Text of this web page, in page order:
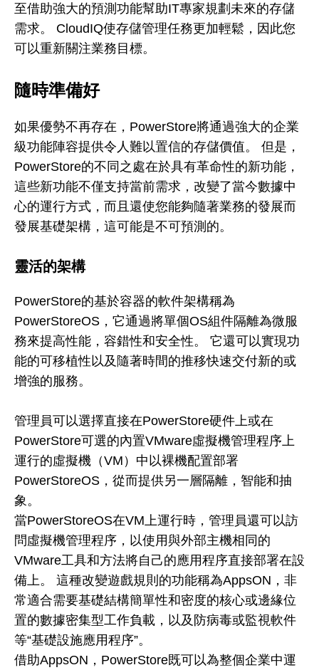
至借助強大的預測功能幫助IT專家規劃未來的存儲
需求。 CloudIQ使存儲管理任務更加輕鬆，因此您
可以重新關注業務目標。
隨時準備好
如果優勢不再存在，PowerStore將通過強大的企業
級功能陣容提供令人難以置信的存儲價值。 但是，
PowerStore的不同之處在於具有革命性的新功能，
這些新功能不僅支持當前需求，改變了當今數據中
心的運行方式，而且還使您能夠隨著業務的發展而
發展基礎架構，這可能是不可預測的。
靈活的架構
PowerStore的基於容器的軟件架構稱為
PowerStoreOS，它通過將單個OS組件隔離為微服
務來提高性能，容錯性和安全性。 它還可以實現功
能的可移植性以及隨著時間的推移快速交付新的或
增強的服務。
管理員可以選擇直接在PowerStore硬件上或在
PowerStore可選的內置VMware虛擬機管理程序上
運行的虛擬機（VM）中以裸機配置部署
PowerStoreOS，從而提供另一層隔離，智能和抽
象。
當PowerStoreOS在VM上運行時，管理員還可以訪
問虛擬機管理程序，以使用與外部主機相同的
VMware工具和方法將自己的應用程序直接部署在設
備上。 這種改變遊戲規則的功能稱為AppsON，非
常適合需要基礎結構簡單性和密度的核心或邊緣位
置的數據密集型工作負載，以及防病毒或監視軟件
等“基礎設施應用程序”。
借助AppsON，PowerStore既可以為整個企業中運